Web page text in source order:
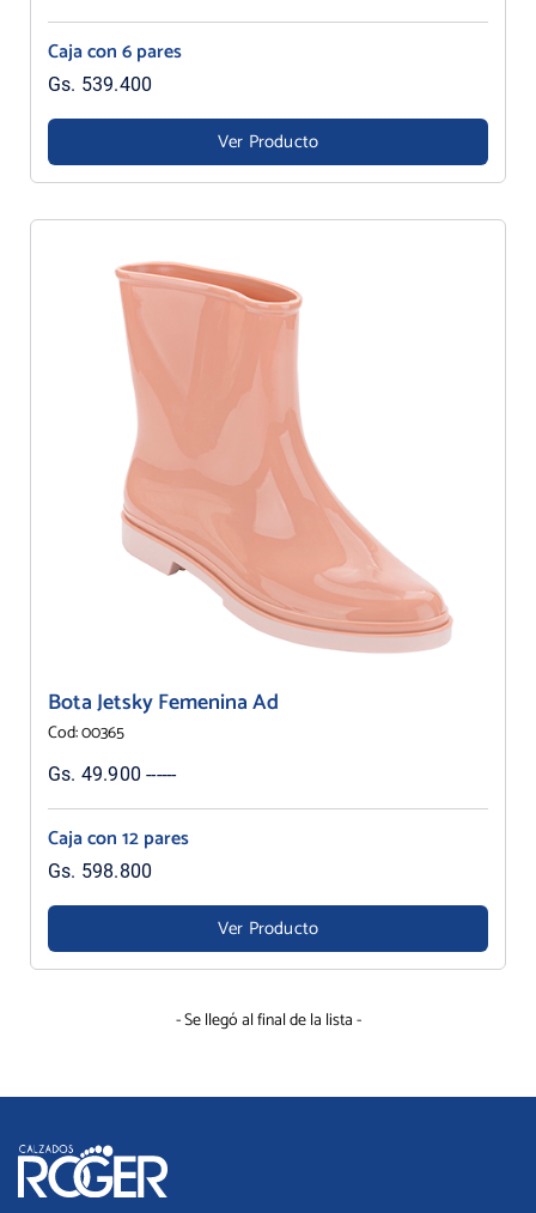
Caja con 6 pares
Gs. 539.400
Ver Producto
Bota Jetsky Femenina Ad
Cod: 00365
Gs. 49.900 ------
Caja con 12 pares
Gs. 598.800
Ver Producto
- Se llegó al final de la lista -